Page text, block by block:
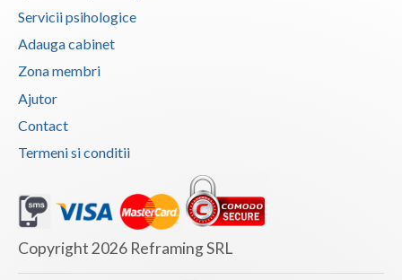
Servicii psihologice
Adauga cabinet
Zona membri
Ajutor
Contact
Termeni si conditii
Copyright 2026 Reframing SRL